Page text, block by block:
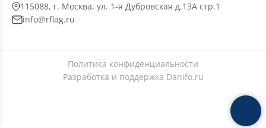
115088, г. Москва, ул. 1-я Дубровская д.13А стр.1
info@rflag.ru
Политика конфиденциальности
Разработка и поддержка Danifo.ru